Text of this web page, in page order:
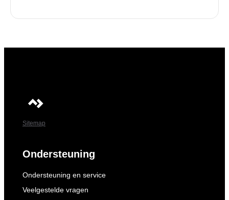
Sitemap
Ondersteuning
Ondersteuning en service
Veelgestelde vragen